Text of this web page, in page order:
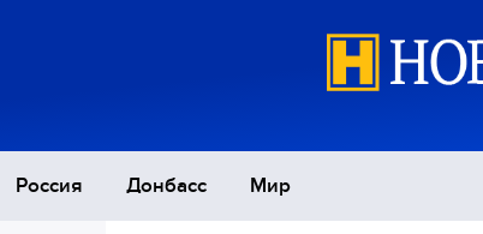
Россия Донбасс Мир